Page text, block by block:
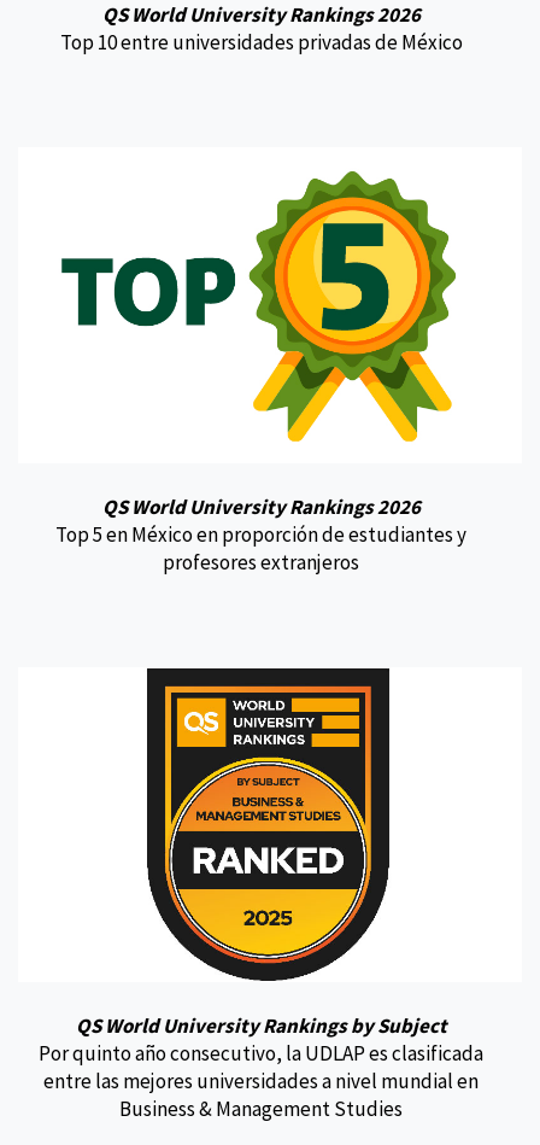
QS World University Rankings 2026
Top 10 entre universidades privadas de México
QS World University Rankings 2026
Top 5 en México en proporción de estudiantes y
profesores extranjeros
QS World University Rankings by Subject
Por quinto año consecutivo, la UDLAP es clasificada
entre las mejores universidades a nivel mundial en
Business & Management Studies